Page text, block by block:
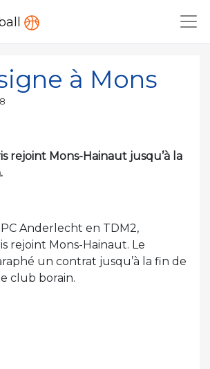
à Mons
rejoint Mons-Hainaut jusqu’à la
Anderlecht en TDM2,
rejoint Mons-Hainaut. Le
un contrat jusqu’à la fin de
club borain.